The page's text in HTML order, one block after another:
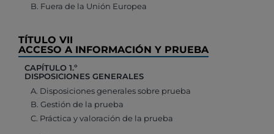
B. Fuera de la Unión Europea
TÍTULO VII
ACCESO A INFORMACIÓN Y PRUEBA
CAPÍTULO 1.º
DISPOSICIONES GENERALES
A. Disposiciones generales sobre prueba
B. Gestión de la prueba
C. Práctica y valoración de la prueba